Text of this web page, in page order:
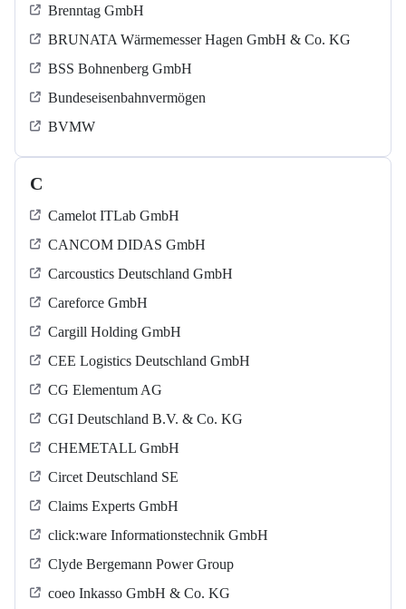
Brenntag GmbH
BRUNATA Wärmemesser Hagen GmbH & Co. KG
BSS Bohnenberg GmbH
Bundeseisenbahnvermögen
BVMW
C
Camelot ITLab GmbH
CANCOM DIDAS GmbH
Carcoustics Deutschland GmbH
Careforce GmbH
Cargill Holding GmbH
CEE Logistics Deutschland GmbH
CG Elementum AG
CGI Deutschland B.V. & Co. KG
CHEMETALL GmbH
Circet Deutschland SE
Claims Experts GmbH
click:ware Informationstechnik GmbH
Clyde Bergemann Power Group
coeo Inkasso GmbH & Co. KG